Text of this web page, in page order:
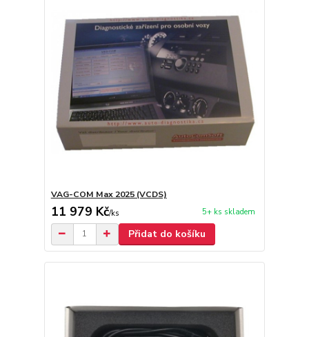
VAG-COM Max 2025 (VCDS)
11 979 Kč/ks 5+ ks skladem
Přidat do košíku